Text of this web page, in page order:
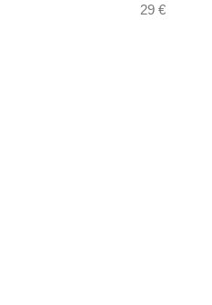
29 €